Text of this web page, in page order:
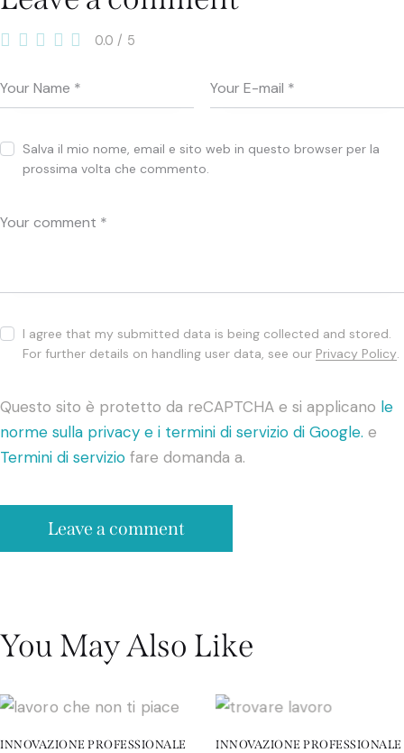
0.0 / 5
Salva il mio nome, email e sito web in questo browser per la
prossima volta che commento.
I agree that my submitted data is being collected and stored.
For further details on handling user data, see our Privacy Policy.
Questo sito è protetto da reCAPTCHA e si applicano le
norme sulla privacy e i termini di servizio di Google. e
Termini di servizio fare domanda a.
You May Also Like
INNOVAZIONE PROFESSIONALE INNOVAZIONE PROFESSIONALE